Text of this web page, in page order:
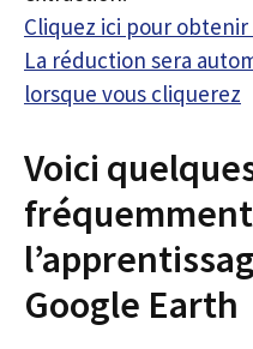
Cliquez ici pour obtenir
La réduction sera
lorsque vous cliquerez
Voici
Google Earth